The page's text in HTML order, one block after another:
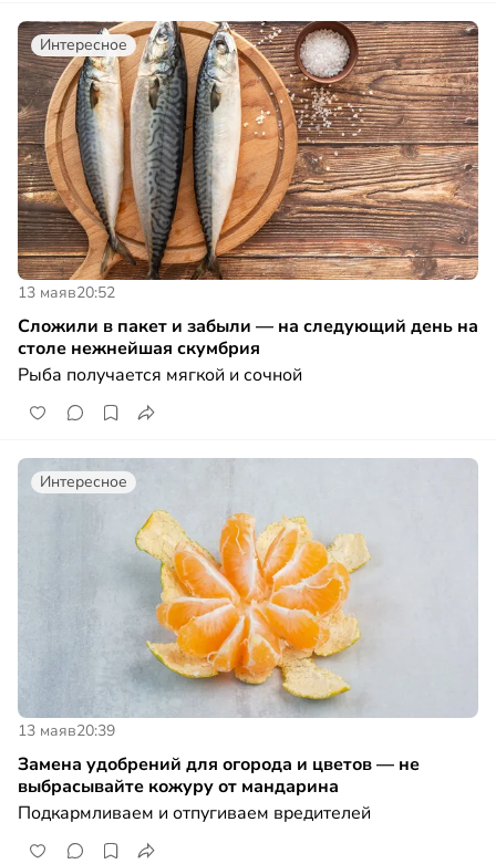
Интересное
13 маяв20:52
Сложили в пакет и забыли — на следующий день на
столе нежнейшая скумбрия
Рыба получается мягкой и сочной
Интересное
13 маяв20:39
Замена удобрений для огорода и цветов — не
выбрасывайте кожуру от мандарина
Подкармливаем и отпугиваем вредителей